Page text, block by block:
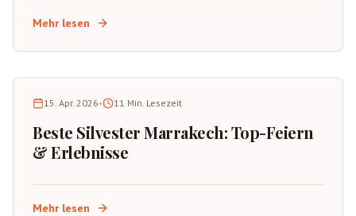
Mehr lesen
15. Apr. 2026• 11 Min. Lesezeit
Beste Silvester Marrakech: Top-Feiern
& Erlebnisse
Mehr lesen